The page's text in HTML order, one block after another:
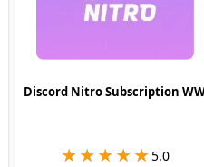
Discord Nitro Subscription
★★★★★
★★★★★5.0